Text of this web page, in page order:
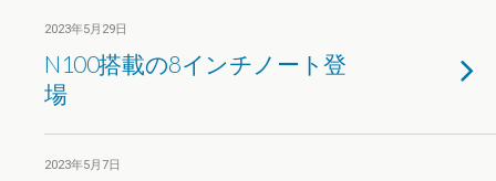
2023年5月29日
N100搭載の8インチノート登
場
2023年5月7日